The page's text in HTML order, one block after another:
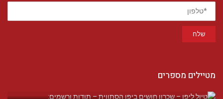
*טלפון
שלח
מטיילים מספרים